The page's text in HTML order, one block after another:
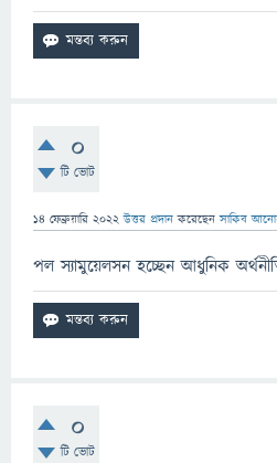
0
টি ভোট
14 ফেব্রুয়ারি 2022 উত্তর প্রদান করেছেনসাকিব
পল স্যামুয়েলসন হচ্ছেন আধুনিক
0
টি ভোট